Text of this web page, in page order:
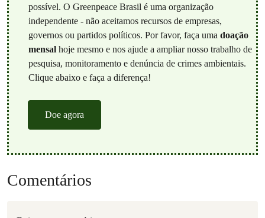
possível. O Greenpeace Brasil é uma organização
independente - não aceitamos recursos de empresas,
governos ou partidos políticos. Por favor, faça uma doação
mensalhoje mesmo e nos ajude a ampliar nosso trabalho de
pesquisa, monitoramento e denúncia de crimes ambientais.
Clique abaixo e faça a diferença!
Doe agora
Comentários